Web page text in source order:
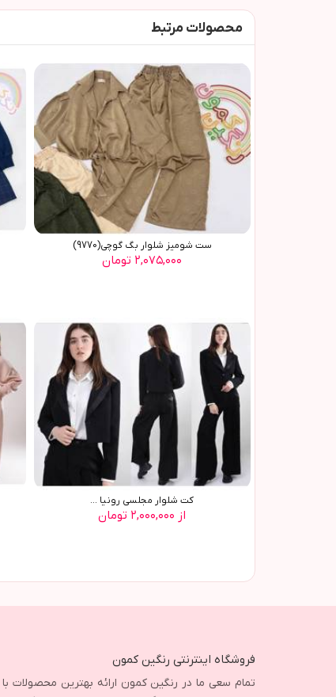
محصولات مرتبط
ست شومیز شلوار بگ گوچی(9770)
۲,۰۷۵,۰۰۰ تومان
کت شلوار مجلسي رونيا ...
از ۲,۰۰۰,۰۰۰ تومان
فروشگاه اینترنتی رنگین کمون
تمام سعی ما در رنگین کمون ارائه بهترین محصولات